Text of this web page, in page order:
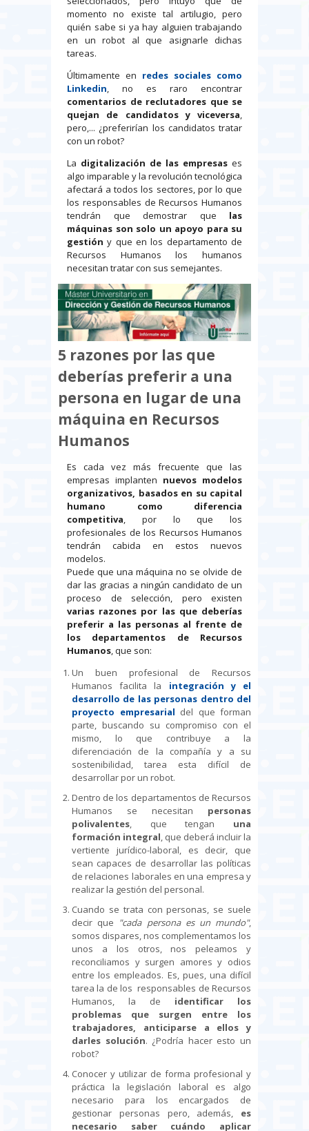
momento no existe tal artilugio, pero
quién sabe si ya hay alguien trabajando
en un robot al que asignarle dichas
tareas.
Últimamente en redes sociales como
Linkedin, no es raro encontrar
comentarios de reclutadores que se
quejan de candidatos y viceversa,
pero,... ¿preferirían los candidatos tratar
con un robot?
La digitalización de las empresas es
algo imparable y la revolución tecnológica
afectará a todos los sectores, por lo que
los responsables de Recursos Humanos
tendrán que demostrar que las
máquinas son solo un apoyo para su
gestión y que en los departamento de
Recursos Humanos los humanos
necesitan tratar con sus semejantes.
5 razones por las que
deberías preferir a una
persona en lugar de una
máquina en Recursos
Humanos
Es cada vez más frecuente que las
empresas implanten nuevos modelos
organizativos, basados en su capital
humano como diferencia
competitiva, por lo que los
profesionales de los Recursos Humanos
tendrán cabida en estos nuevos
modelos.
Puede que una máquina no se olvide de
dar las gracias a ningún candidato de un
proceso de selección, pero existen
varias razones por las que deberías
preferir a las personas al frente de
los departamentos de Recursos
Humanos, que son:
Un buen profesional de Recursos
Humanos facilita la integración y el
desarrollo de las personas dentro del
proyecto empresarial del que forman
parte, buscando su compromiso con el
mismo, lo que contribuye a la
diferenciación de la compañía y a su
sostenibilidad, tarea esta difícil de
desarrollar por un robot.
Dentro de los departamentos de Recursos
Humanos se necesitan personas
polivalentes, que tengan una
formación integral, que deberá incluir la
vertiente jurídico-laboral, es decir, que
sean capaces de desarrollar las políticas
de relaciones laborales en una empresa y
realizar la gestión del personal.
Cuando se trata con personas, se suele
decir que "cada persona es un mundo",
somos dispares, nos complementamos los
unos a los otros, nos peleamos y
reconciliamos y surgen amores y odios
entre los empleados. Es, pues, una difícil
tarea la de los responsables de Recursos
Humanos, la de identificar los
problemas que surgen entre los
trabajadores, anticiparse a ellos y
darles solución. ¿Podría hacer esto un
robot?
Conocer y utilizar de forma profesional y
práctica la legislación laboral es algo
necesario para los encargados de
gestionar personas pero, además, es
necesario saber cuándo aplicar